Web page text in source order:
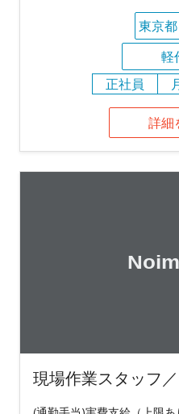
東京都
軽
正社員
詳細
現場作業スタッフ